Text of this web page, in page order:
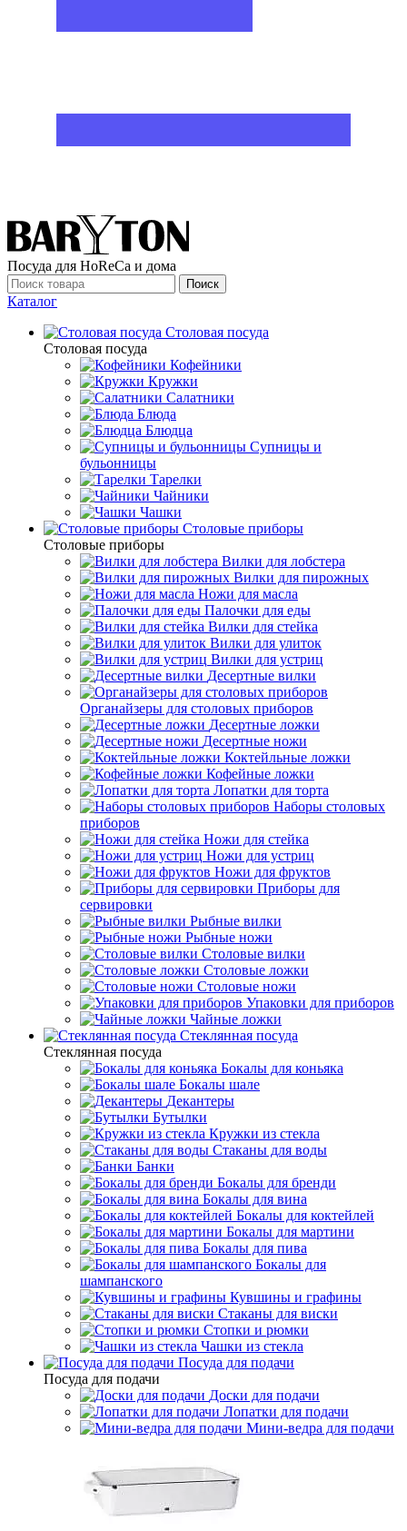
Посуда для HoReCa и дома
Поиск
Каталог
Столовая посуда
Столовая посуда
Кофейники
Кружки
Салатники
Блюда
Блюдца
Супницы и
бульонницы
Тарелки
Чайники
Чашки
Cтоловые приборы
Cтоловые приборы
Вилки для лобстера
Вилки для пирожных
Ножи для масла
Палочки для еды
Вилки для стейка
Вилки для улиток
Вилки для устриц
Десертные вилки
Органайзеры для столовых приборов
Десертные ложки
Десертные ножи
Коктейльные ложки
Кофейные ложки
Лопатки для торта
Наборы столовых
приборов
Ножи для стейка
Ножи для устриц
Ножи для фруктов
Приборы для
сервировки
Рыбные вилки
Рыбные ножи
Столовые вилки
Столовые ложки
Столовые ножи
Упаковки для приборов
Чайные ложки
Стеклянная посуда
Стеклянная посуда
Бокалы для коньяка
Бокалы шале
Декантеры
Бутылки
Кружки из стекла
Стаканы для воды
Банки
Бокалы для бренди
Бокалы для вина
Бокалы для коктейлей
Бокалы для мартини
Бокалы для пива
Бокалы для
шампанского
Кувшины и графины
Стаканы для виски
Стопки и рюмки
Чашки из стекла
Посуда для подачи
Посуда для подачи
Доски для подачи
Лопатки для подачи
Мини-ведра для подачи